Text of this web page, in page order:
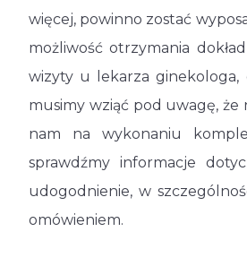
więcej, powinno zostać
możliwość otrzymania
wizyty u lekarza ginekologa,
musimy wziąć pod uwagę,
nam na wykonaniu
sprawdźmy informacje
udogodnienie, w
omówieniem.